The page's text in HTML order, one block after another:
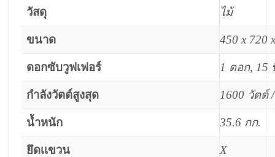
วัสดุ ไม้
ขนาด 450 x 720
ดอกซับวูฟเฟอร์ 1 ดอก, 15
กำลังวัตต์สูงสุด 1600 วัตต์
น้ำหนัก 35.6 กก.
ยึดเเขวน X